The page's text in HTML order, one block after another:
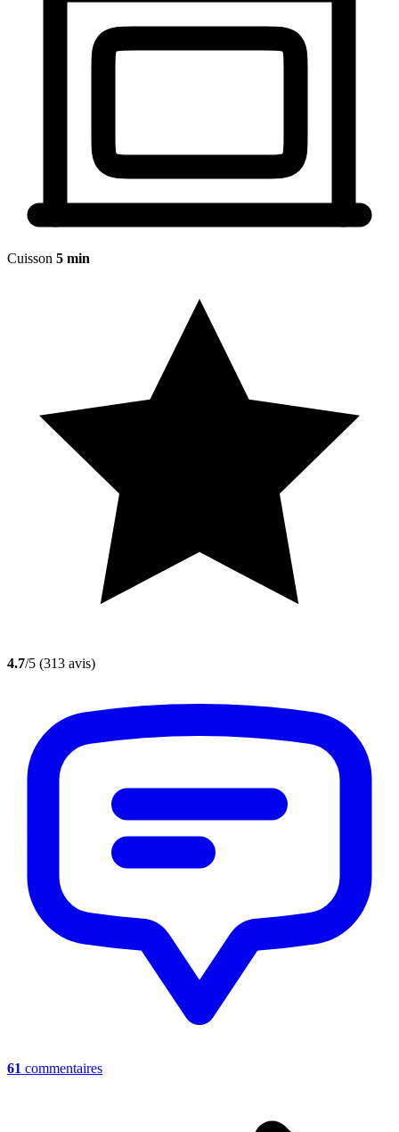
Cuisson 5 min
4.7/5 (313 avis)
61 commentaires